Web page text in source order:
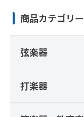
商品カテゴリー
弦楽器
打楽器